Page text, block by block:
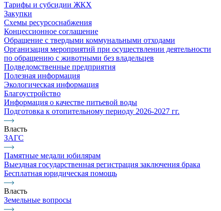
Тарифы и субсидии ЖКХ
Закупки
Схемы ресурсоснабжения
Концессионное соглашение
Обращение с твердыми коммунальными отходами
Организация мероприятий при осуществлении деятельности
по обращению с животными без владельцев
Подведомственные предприятия
Полезная информация
Экологическая информация
Благоустройство
Информация о качестве питьевой воды
Подготовка к отопительному периоду 2026-2027 гг.
Власть
ЗАГС
Памятные медали юбилярам
Выездная государственная регистрация заключения брака
Бесплатная юридическая помощь
Власть
Земельные вопросы